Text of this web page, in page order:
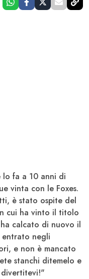
lo fa a 10 anni di
vinta con le Foxes.
è stato ospite del
cui ha vinto il titolo
calcato di nuovo il
entrato negli
e non è mancato
stanchi ditemelo e
divertitevi!"